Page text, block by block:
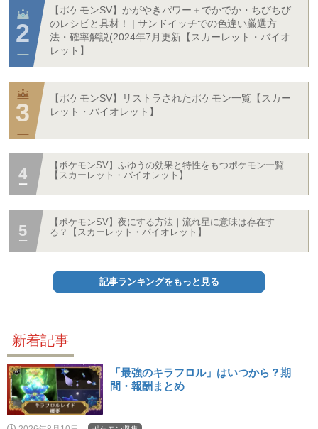
【ポケモンSV】かがやきパワー＋でかでか・ちびちび
のレシピと具材！ | サンドイッチでの色違い厳選方
法・確率解説(2024年7月更新【スカーレット・バイオ
レット】
【ポケモンSV】リストラされたポケモン一覧【スカー
レット・バイオレット】
【ポケモンSV】ふゆうの効果と特性をもつポケモン一覧
【スカーレット・バイオレット】
【ポケモンSV】夜にする方法｜流れ星に意味は存在す
る？【スカーレット・バイオレット】
記事ランキングをもっと見る
新着記事
「最強のキラフロル」はいつから？期
間・報酬まとめ